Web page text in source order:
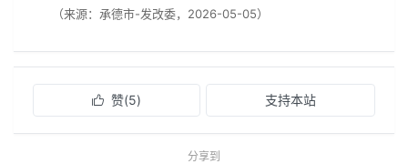
（来源：承德市-发改委，2026-05-05）
 赞(5) 支持本站
分享到